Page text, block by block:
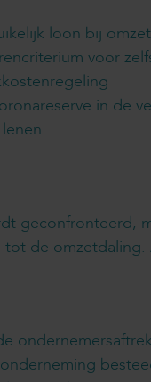
loon bij
voor
in de
de